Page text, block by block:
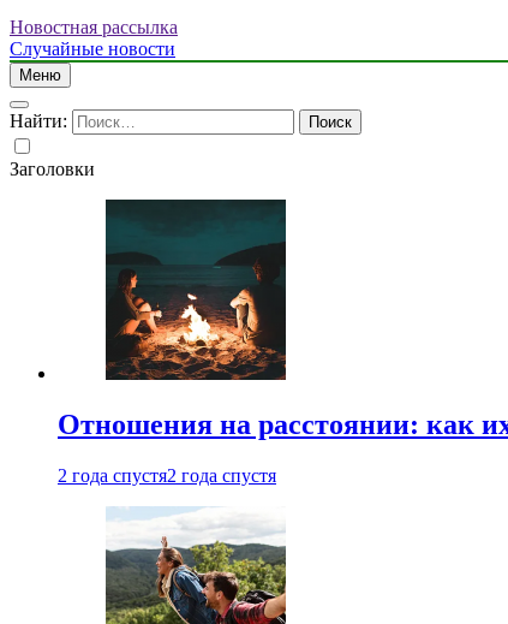
Новостная рассылка
Случайные новости
Меню
Найти:
Заголовки
Отношения на расстоянии: как
2 года спустя2 года спустя